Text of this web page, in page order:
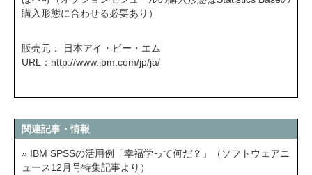
購入形態に合わせる必要あり）
販売元： 日本アイ・ビー・エム
URL： http://www.ibm.com/jp/ja/
関連記事・情報
» IBM SPSSの活用例「幸福学って何だ？」（ソフトウェアニ
ュース12月号特集記事より）